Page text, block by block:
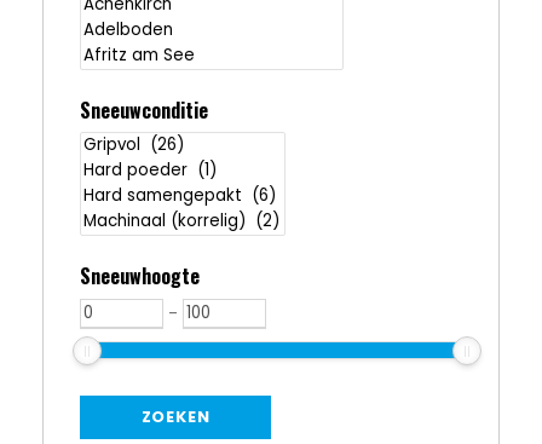
Sneeuwconditie
Sneeuwhoogte
-